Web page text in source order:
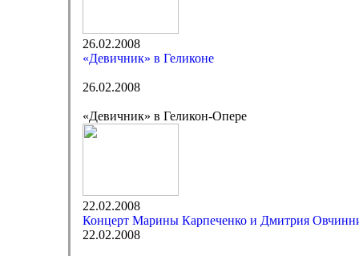
26.02.2008
«Девичник» в Геликоне
26.02.2008
«Девичник» в Геликон-Опере
22.02.2008
Концерт Марины Карпеченко и Дмитрия
22.02.2008